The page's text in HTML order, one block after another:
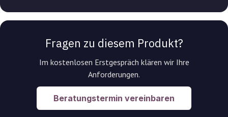
Fragen zu diesem Produkt?
Im kostenlosen Erstgespräch klären wir Ihre
Anforderungen.
Beratungstermin vereinbaren